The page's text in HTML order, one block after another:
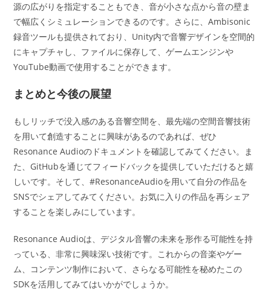
源の広がりを指定することもでき、音が小さな点から音の壁ま
で幅広くシミュレーションできるのです。さらに、Ambisonic
録音ツールも提供されており、Unity内で音響デザインを空間的
にキャプチャし、ファイルに保存して、ゲームエンジンや
YouTube動画で使用することができます。
まとめと今後の展望
もしリッチで没入感のある音響空間を、最先端の空間音響技術
を用いて創造することに興味があるのであれば、ぜひ
Resonance Audioのドキュメントを確認してみてください。ま
た、GitHubを通じてフィードバックを提供していただけると嬉
しいです。そして、#ResonanceAudioを用いて自分の作品を
SNSでシェアしてみてください。お気に入りの作品を再シェア
することを楽しみにしています。
Resonance Audioは、デジタル音響の未来を形作る可能性を持
っている、非常に興味深い技術です。これからの音楽やゲー
ム、コンテンツ制作において、さらなる可能性を秘めたこの
SDKを活用してみてはいかがでしょうか。